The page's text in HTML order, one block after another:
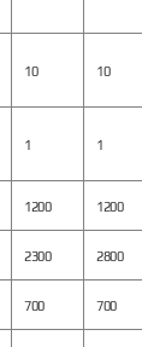
10 10
1 1
1200 1200
2300 2800
700 700